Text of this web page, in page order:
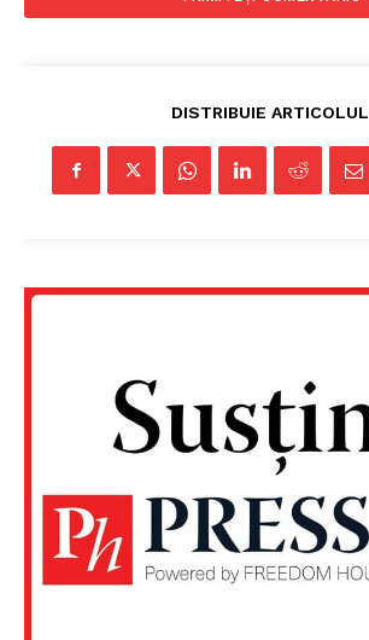
PRESShub
Despre noi / Echipa
Proiecte editoriale
DISTRIBUIE ARTICOLUL